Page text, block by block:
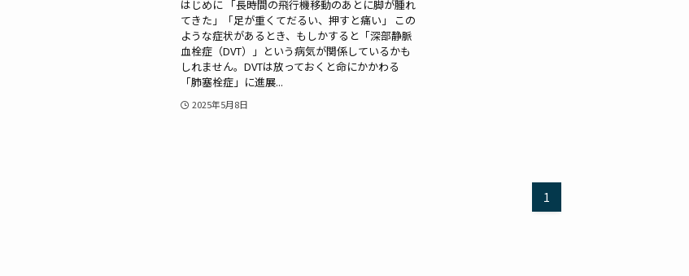
はじめに 「長時間の飛行機移動のあとに脚が腫れ
てきた」「足が重くてだるい、押すと痛い」 この
ような症状があるとき、もしかすると「深部静脈
血栓症（DVT）」という病気が関係しているかも
しれません。DVTは放っておくと命にかかわる
「肺塞栓症」に進展...
2025年5月8日
1